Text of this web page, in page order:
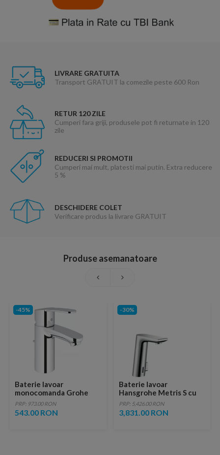
LIVRARE GRATUITA
Transport GRATUIT la comezile peste 600 Ron
RETUR 120 ZILE
Cumperi fara griji, produsele pot fi returnate in 120
zile
REDUCERI SI PROMOTII
Cumperi mai mult, platesti mai putin. Extra reducere
5 %
DESCHIDERE COLET
Verificare produs la livrare GRATUIT
Produse asemanatoare
-45%
Baterie lavoar
monocomanda Grohe
Eurostyle Cosmopolitan
S crom lucios
PRP: 973.00 RON
543.00 RON
-30%
Baterie lavoar
Hansgrohe Metris S cu
senzor infrarosu
PRP: 5,426.00 RON
3,831.00 RON